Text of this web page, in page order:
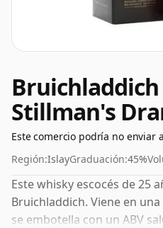
Bruichladdich
Stillman's
Este comercio podría no enviar
Región:IslayGraduación:45%
Este whisky escocés de 25
Bruichladdich. Viene en
se embotella con un ABV